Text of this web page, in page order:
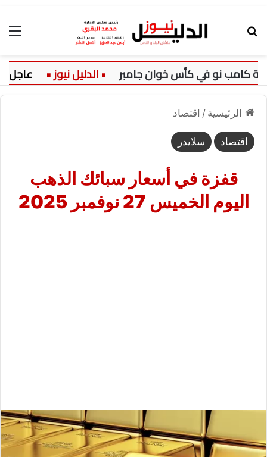
نو في كأس خوان جامبر عاجل:
الرئيسية / اقتصاد
اقتصاد سلايدر
قفزة في أسعار سبائك الذهب
اليوم الخميس 27 نوفمبر 2025